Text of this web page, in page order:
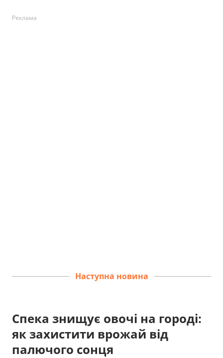
Реклама
Наступна новина
Спека знищує овочі на городі:
як захистити врожай від
палючого сонця